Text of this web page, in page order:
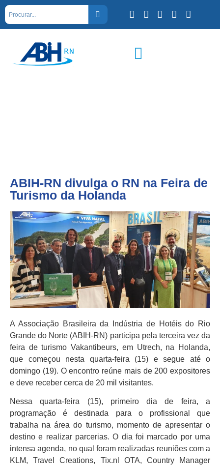
ABIH-RN divulga o RN na Feira de
Turismo da Holanda
A Associação Brasileira da Indústria de Hotéis do Rio
Grande do Norte (ABIH-RN) participa pela terceira vez da
feira de turismo Vakantibeurs, em Utrech, na Holanda,
que começou nesta quarta-feira (15) e segue até o
domingo (19). O encontro reúne mais de 200 expositores
e deve receber cerca de 20 mil visitantes.
Nessa quarta-feira (15), primeiro dia de feira, a
programação é destinada para o profissional que
trabalha na área do turismo, momento de apresentar o
destino e realizar parcerias. O dia foi marcado por uma
intensa agenda, no qual foram realizadas reuniões com a
KLM, Travel Creations, Tix.nl OTA, Country Manager